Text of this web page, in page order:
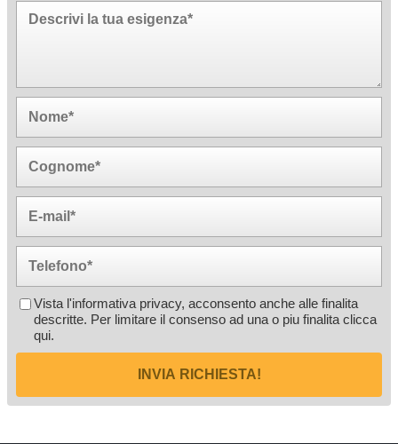
Vista l'informativa privacy, acconsento anche alle finalita
descritte. Per limitare il consenso ad una o piu finalita clicca
qui.
INVIA RICHIESTA!